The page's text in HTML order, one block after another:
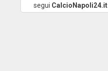
segui CalcioNapoli24.it